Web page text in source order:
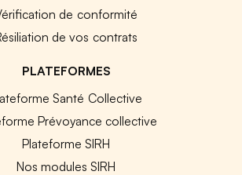
de conformité
de vos contrats
PLATEFORMES
Santé Collective
Prévoyance collective
Plateforme SIRH
Nos modules SIRH